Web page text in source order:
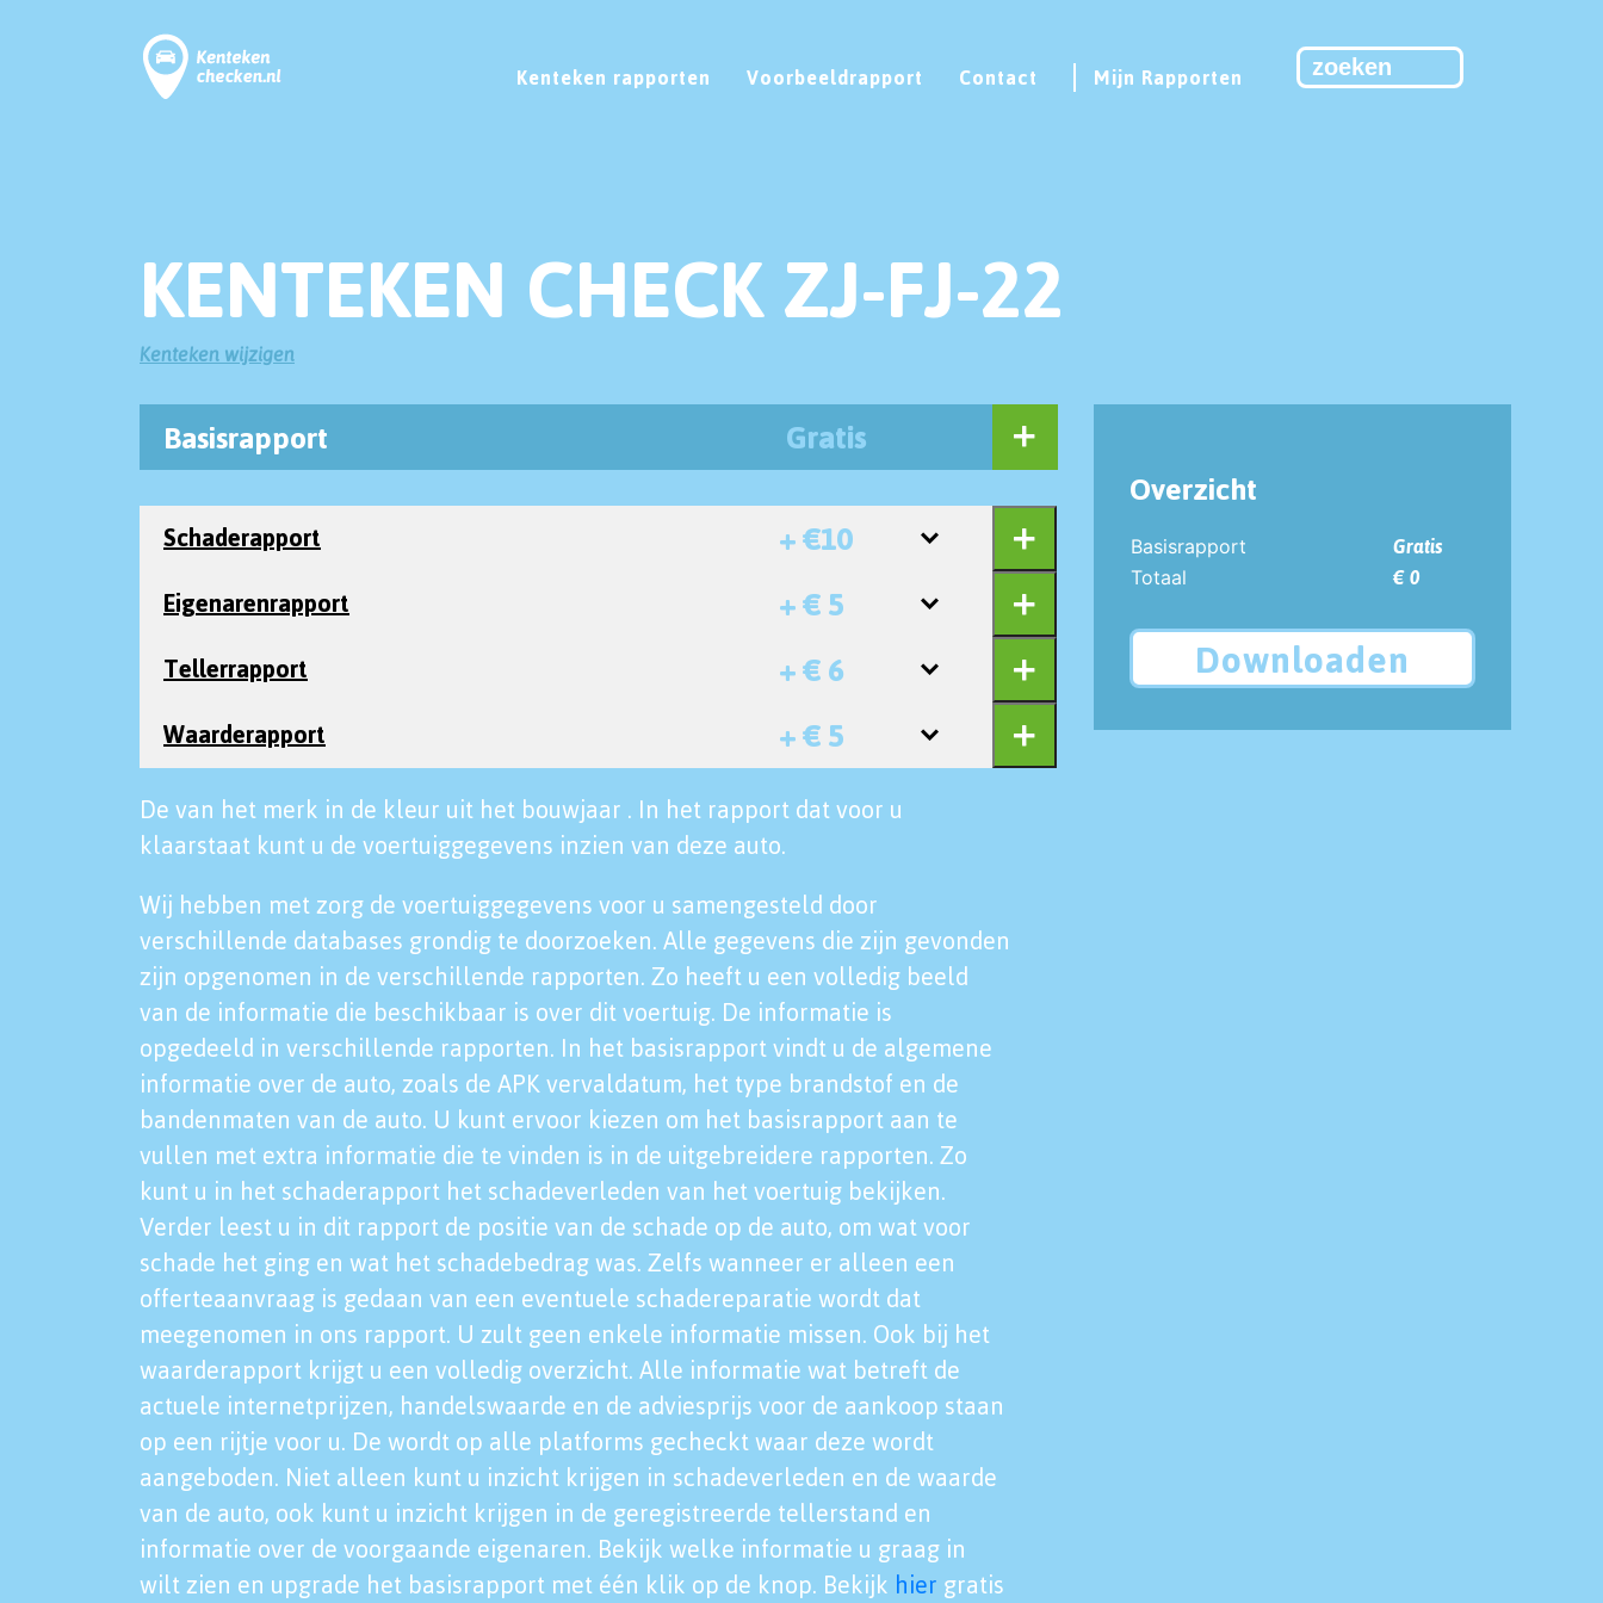
Kenteken rapporten Voorbeeldrapport Contact Mijn Rapporten
KENTEKEN CHECK ZJ-FJ-22
Kenteken wijzigen
Basisrapport Gratis
Schaderapport + €10
Eigenarenrapport + € 5
Tellerrapport + € 6
Waarderapport + € 5
De van het merk in de kleur uit het bouwjaar . In het rapport dat voor u
klaarstaat kunt u de voertuiggegevens inzien van deze auto.
Wij hebben met zorg de voertuiggegevens voor u samengesteld door
verschillende databases grondig te doorzoeken. Alle gegevens die zijn gevonden
zijn opgenomen in de verschillende rapporten. Zo heeft u een volledig beeld
van de informatie die beschikbaar is over dit voertuig. De informatie is
opgedeeld in verschillende rapporten. In het basisrapport vindt u de algemene
informatie over de auto, zoals de APK vervaldatum, het type brandstof en de
bandenmaten van de auto. U kunt ervoor kiezen om het basisrapport aan te
vullen met extra informatie die te vinden is in de uitgebreidere rapporten. Zo
kunt u in het schaderapport het schadeverleden van het voertuig bekijken.
Verder leest u in dit rapport de positie van de schade op de auto, om wat voor
schade het ging en wat het schadebedrag was. Zelfs wanneer er alleen een
offerteaanvraag is gedaan van een eventuele schadereparatie wordt dat
meegenomen in ons rapport. U zult geen enkele informatie missen. Ook bij het
waarderapport krijgt u een volledig overzicht. Alle informatie wat betreft de
actuele internetprijzen, handelswaarde en de adviesprijs voor de aankoop staan
op een rijtje voor u. De wordt op alle platforms gecheckt waar deze wordt
aangeboden. Niet alleen kunt u inzicht krijgen in schadeverleden en de waarde
van de auto, ook kunt u inzicht krijgen in de geregistreerde tellerstand en
informatie over de voorgaande eigenaren. Bekijk welke informatie u graag in
wilt zien en upgrade het basisrapport met één klik op de knop. Bekijk hier gratis
Overzicht
Basisrapport
Gratis
Totaal
€ 0
Downloaden